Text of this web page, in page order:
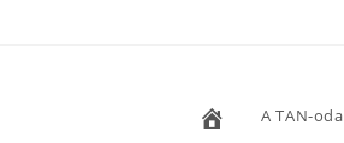
A TAN-oda